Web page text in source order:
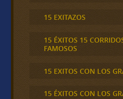
15 EXITAZOS
15 ÉXITOS 15
FAMOSOS
15 EXITOS CON LOS
15 ÉXITOS CON LOS